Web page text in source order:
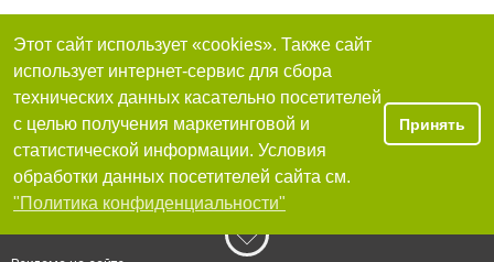
Этот сайт использует «cookies». Также сайт
использует интернет-сервис для сбора
технических данных касательно посетителей
с целью получения маркетинговой и
статистической информации. Условия
обработки данных посетителей сайта см.
"Политика конфиденциальности"
Принять